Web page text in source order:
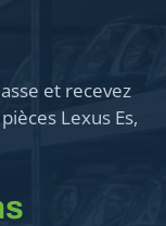
et recevez
Lexus Es,